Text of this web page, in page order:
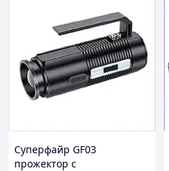
Суперфайр GF03
прожектор с